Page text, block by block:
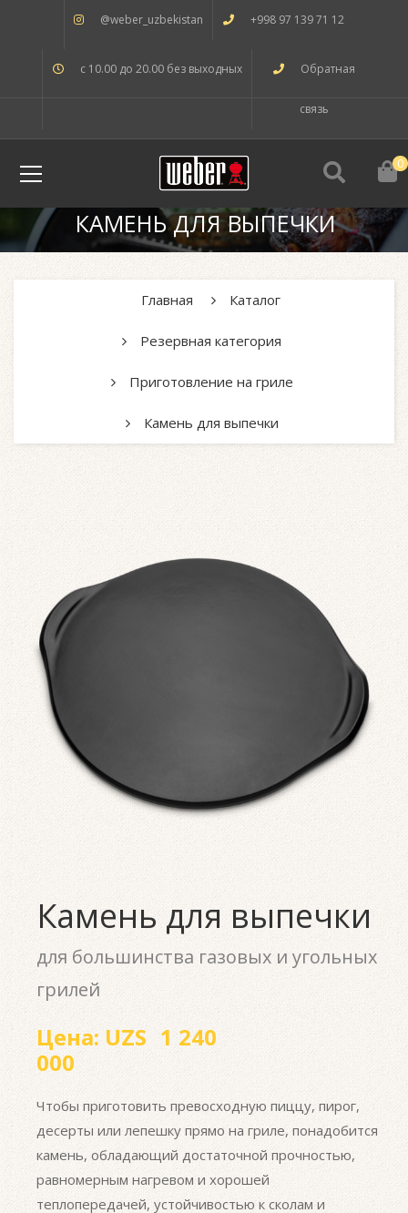
@weber_uzbekistan +998 97 139 71 12
с 10.00 до 20.00 без выходных Обратная
связь
0
КАМЕНЬ ДЛЯ ВЫПЕЧКИ
Главная Каталог
Резервная категория
Приготовление на гриле
Камень для выпечки
Камень для выпечки
для большинства газовых и угольных
грилей
Цена: UZS 1 240
000
Чтобы приготовить превосходную пиццу, пирог,
десерты или лепешку прямо на гриле, понадобится
камень, обладающий достаточной прочностью,
равномерным нагревом и хорошей
теплопередачей, устойчивостью к сколам и